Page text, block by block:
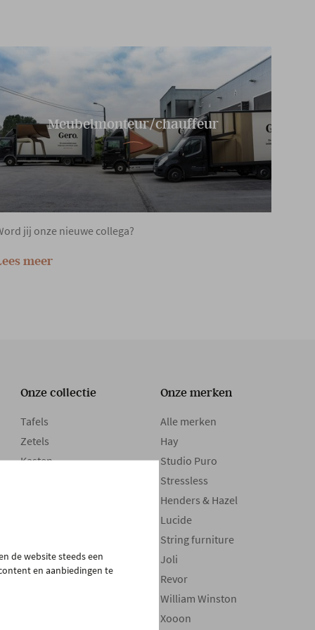
Meubelmonteur/chauffeur
jij onze nieuwe collega?
meer
Onze collectie
Tafels
Zetels
Kasten
Stoelen
Verlichting
Onze merken
Alle merken
Hay
Studio Puro
Stressless
Henders & Hazel
Lucide
String furniture
Joli
Revor
William Winston
Xooon
de website steeds een
en aanbiedingen te